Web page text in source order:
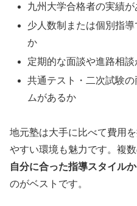
九州大学合格者の実績が
少人数制または個別指
か
定期的な面談や進路相
共通テスト・二次試験
ムがあるか
地元塾は大手に比べて費用
やすい環境も魅力です。複
自分に合った指導スタイル
のがベストです。